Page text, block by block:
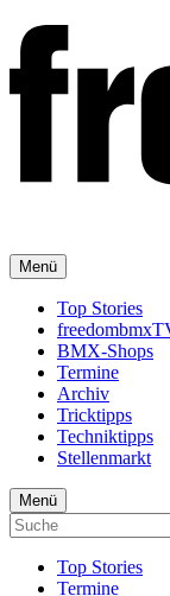
Menü
Top Stories
BMX-Shops
Termine
Archiv
Tricktipps
Techniktipps
Stellenmarkt
Menü
Top Stories
Termine